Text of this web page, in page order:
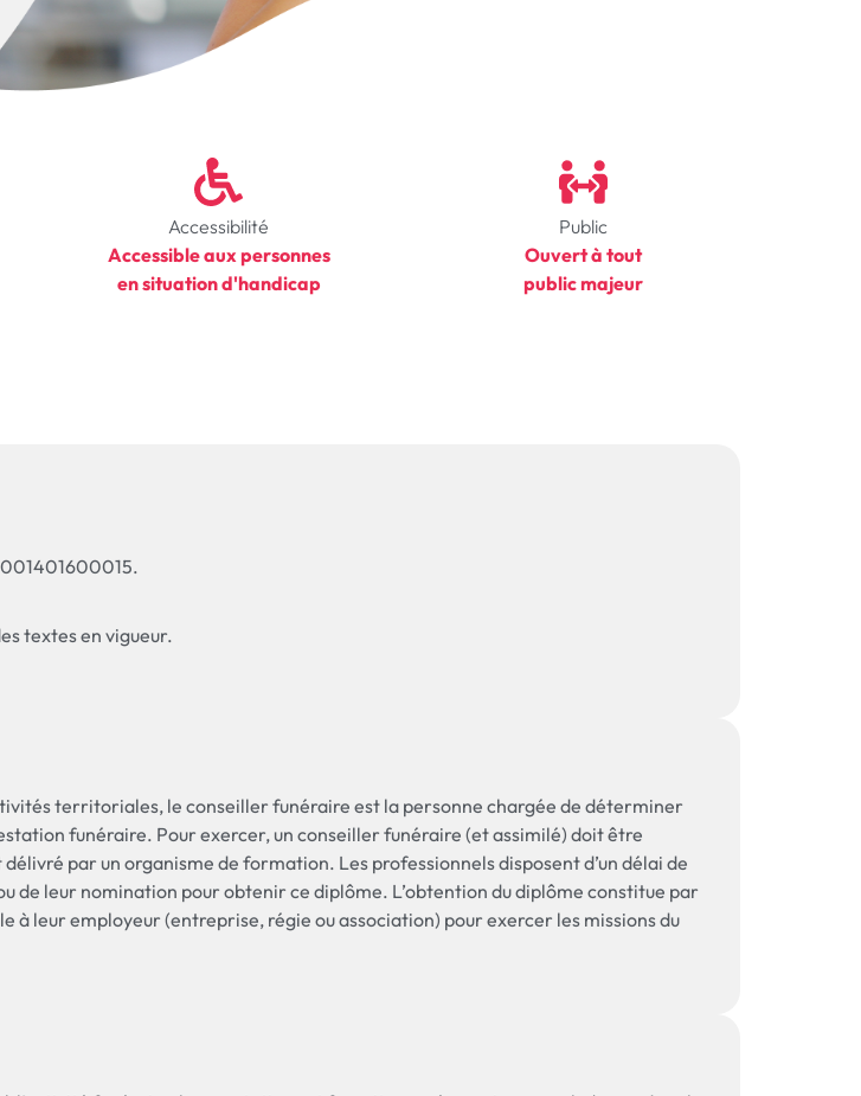
Accessibilité
Accessible aux personnes
en situation d'handicap
Public
Ouvert à tout
public majeur
textes en vigueur.
territoriales, le conseiller funéraire est la personne chargée de déterminer
funéraire. Pour exercer, un conseiller funéraire (et assimilé) doit être
par un organisme de formation. Les professionnels disposent d’un délai de
de leur nomination pour obtenir ce diplôme. L’obtention du diplôme constitue par
à leur employeur (entreprise, régie ou association) pour exercer les missions du